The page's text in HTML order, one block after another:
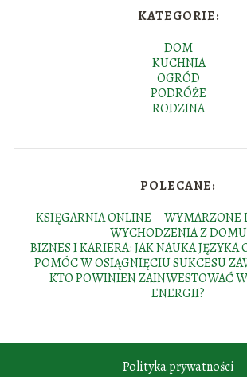
KATEGORIE:
DOM
KUCHNIA
OGRÓD
PODRÓŻE
RODZINA
POLECANE:
KSIĘGARNIA ONLINE – WYMARZONE
WYCHODZENIA Z DOMU
BIZNES I KARIERA: JAK NAUKA JĘZYKA
POMÓC W OSIĄGNIĘCIU SUKCESU
KTO POWINIEN ZAINWESTOWAĆ
ENERGII?
Polityka prywatności